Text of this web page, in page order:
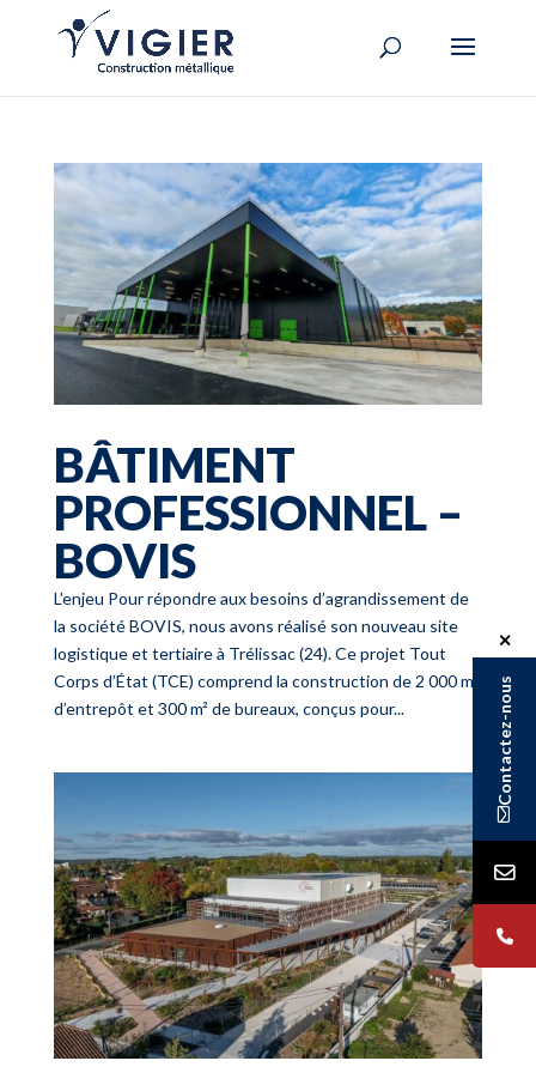
BÂTIMENT
PROFESSIONNEL –
BOVIS
L’enjeu Pour répondre aux besoins d’agrandissement de
la société BOVIS, nous avons réalisé son nouveau site
logistique et tertiaire à Trélissac (24). Ce projet Tout
Corps d’État (TCE) comprend la construction de 2 000 m²
d’entrepôt et 300 m² de bureaux, conçus pour...
✕
Contactez-nous